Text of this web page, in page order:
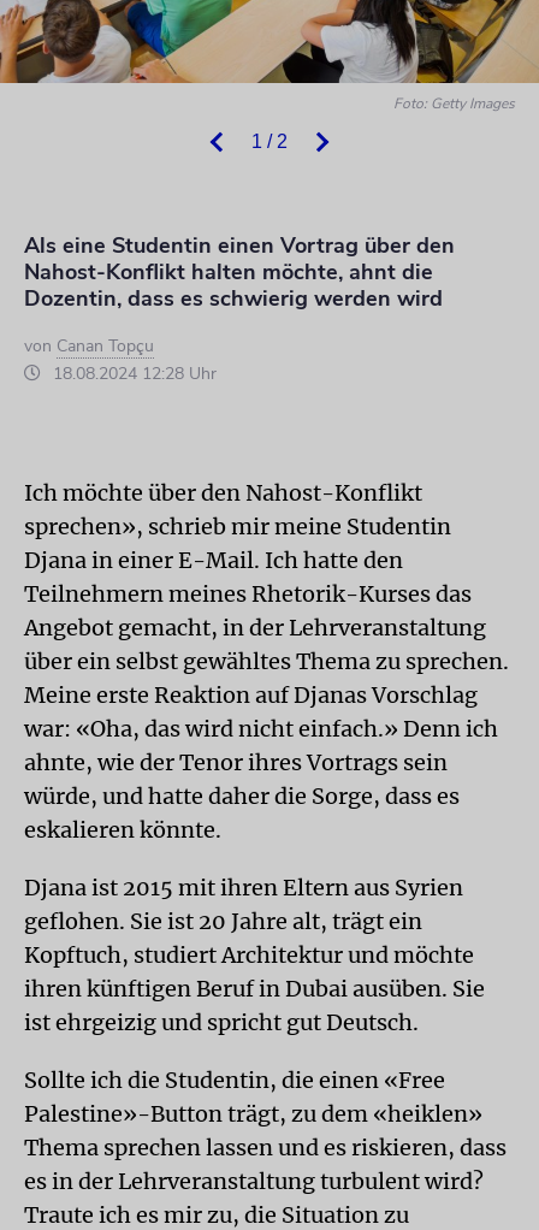
1 / 2
Foto: Getty Images
Als eine Studentin einen Vortrag über den
Nahost-Konflikt halten möchte, ahnt die
Dozentin, dass es schwierig werden wird
von Canan Topçu
18.08.2024 12:28 Uhr
Ich möchte über den Nahost-Konflikt
sprechen», schrieb mir meine Studentin
Djana in einer E-Mail. Ich hatte den
Teilnehmern meines Rhetorik-Kurses das
Angebot gemacht, in der Lehrveranstaltung
über ein selbst gewähltes Thema zu sprechen.
Meine erste Reaktion auf Djanas Vorschlag
war: «Oha, das wird nicht einfach.» Denn ich
ahnte, wie der Tenor ihres Vortrags sein
würde, und hatte daher die Sorge, dass es
eskalieren könnte.
Djana ist 2015 mit ihren Eltern aus Syrien
geflohen. Sie ist 20 Jahre alt, trägt ein
Kopftuch, studiert Architektur und möchte
ihren künftigen Beruf in Dubai ausüben. Sie
ist ehrgeizig und spricht gut Deutsch.
Sollte ich die Studentin, die einen «Free
Palestine»-Button trägt, zu dem «heiklen»
Thema sprechen lassen und es riskieren, dass
es in der Lehrveranstaltung turbulent wird?
Traute ich es mir zu, die Situation zu